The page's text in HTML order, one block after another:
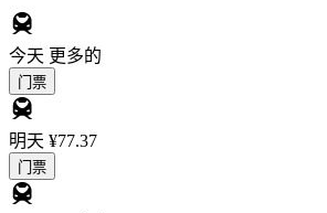
今天 更多的
门票
明天 ¥77.37
门票